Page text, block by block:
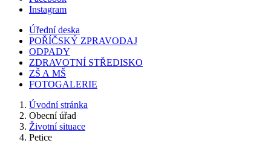
Instagram
Úřední deska
POŘÍČSKÝ ZPRAVODAJ
ODPADY
ZDRAVOTNÍ STŘEDISKO
ZŠ A MŠ
FOTOGALERIE
Úvodní stránka
Obecní úřad
Životní situace
Petice